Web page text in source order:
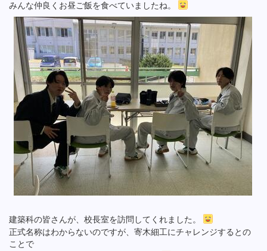
みんな仲良くお昼ご飯を食べていましたね。
建築科の皆さんが、校長室を訪問してくれました。
正式名称はわからないのですが、寄木細工にチャレンジするとの
ことで